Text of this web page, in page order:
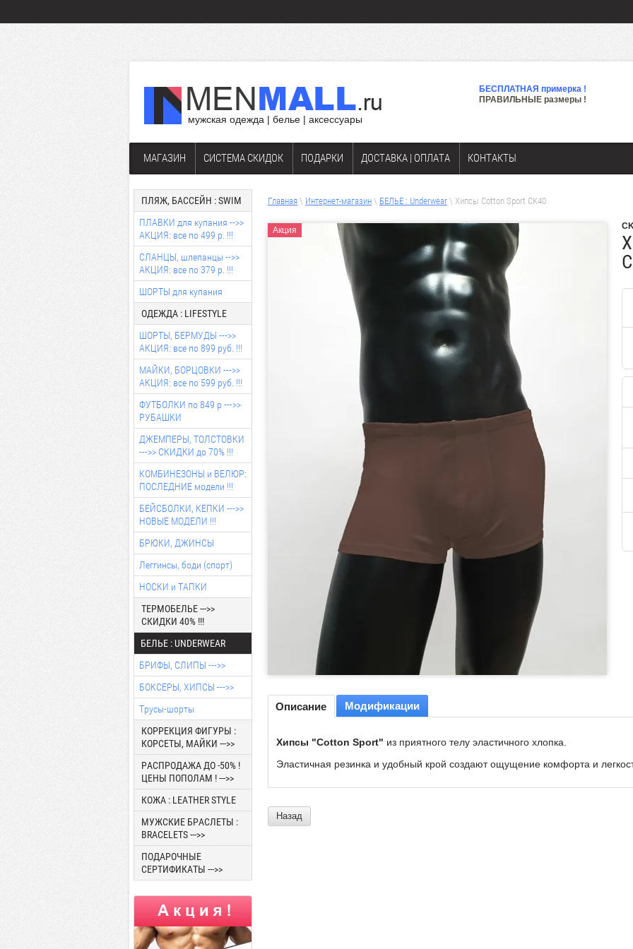
мужская одежда | белье | аксессуары
БЕСПЛАТНАЯ примерка !
ПРАВИЛЬНЫЕ размеры !
МАГАЗИН СИСТЕМА СКИДОК ПОДАРКИ ДОСТАВКА | ОПЛАТА КОНТАКТЫ
Главная \ Интернет-магазин \ БЕЛЬЕ : Underwear \ Хипсы Cotton Sport CK40
Акция
Описание Модификации
Хипсы "Cotton Sport" из приятного телу эластичного хлопка.
Эластичная резинка и удобный крой создают ощущение комфорта и
Назад
ПЛЯЖ, БАССЕЙН : SWIM
ПЛАВКИ для купания -->>
АКЦИЯ: все по 499 р. !!!
СЛАНЦЫ, шлепанцы -->>
АКЦИЯ: все по 379 р. !!!
ШОРТЫ для купания
ОДЕЖДА : LIFESTYLE
ШОРТЫ, БЕРМУДЫ --->>
АКЦИЯ: все по 899 руб. !!!
МАЙКИ, БОРЦОВКИ --->>
АКЦИЯ: все по 599 руб. !!!
ФУТБОЛКИ по 849 р --->>
РУБАШКИ
ДЖЕМПЕРЫ, ТОЛСТОВКИ
--->> СКИДКИ до 70% !!!
КОМБИНЕЗОНЫ и ВЕЛЮР:
ПОСЛЕДНИЕ модели !!!
БЕЙСБОЛКИ, КЕПКИ --->>
НОВЫЕ МОДЕЛИ !!!
БРЮКИ, ДЖИНСЫ
Леггинсы, боди (спорт)
НОСКИ и ТАПКИ
ТЕРМОБЕЛЬЕ --->>
СКИДКИ 40% !!!
БЕЛЬЕ : UNDERWEAR
БРИФЫ, СЛИПЫ --->>
БОКСЕРЫ, ХИПСЫ --->>
Трусы-шорты
КОРРЕКЦИЯ ФИГУРЫ :
КОРСЕТЫ, МАЙКИ --->>
РАСПРОДАЖА ДО -50% !
ЦЕНЫ ПОПОЛАМ ! --->>
КОЖА : LEATHER STYLE
МУЖСКИЕ БРАСЛЕТЫ :
BRACELETS --->>
ПОДАРОЧНЫЕ
СЕРТИФИКАТЫ --->>